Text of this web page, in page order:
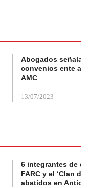
Abogados
convenios ente
AMC
13/07/2023
6 integrantes de
FARC y el ‘Clan
abatidos en